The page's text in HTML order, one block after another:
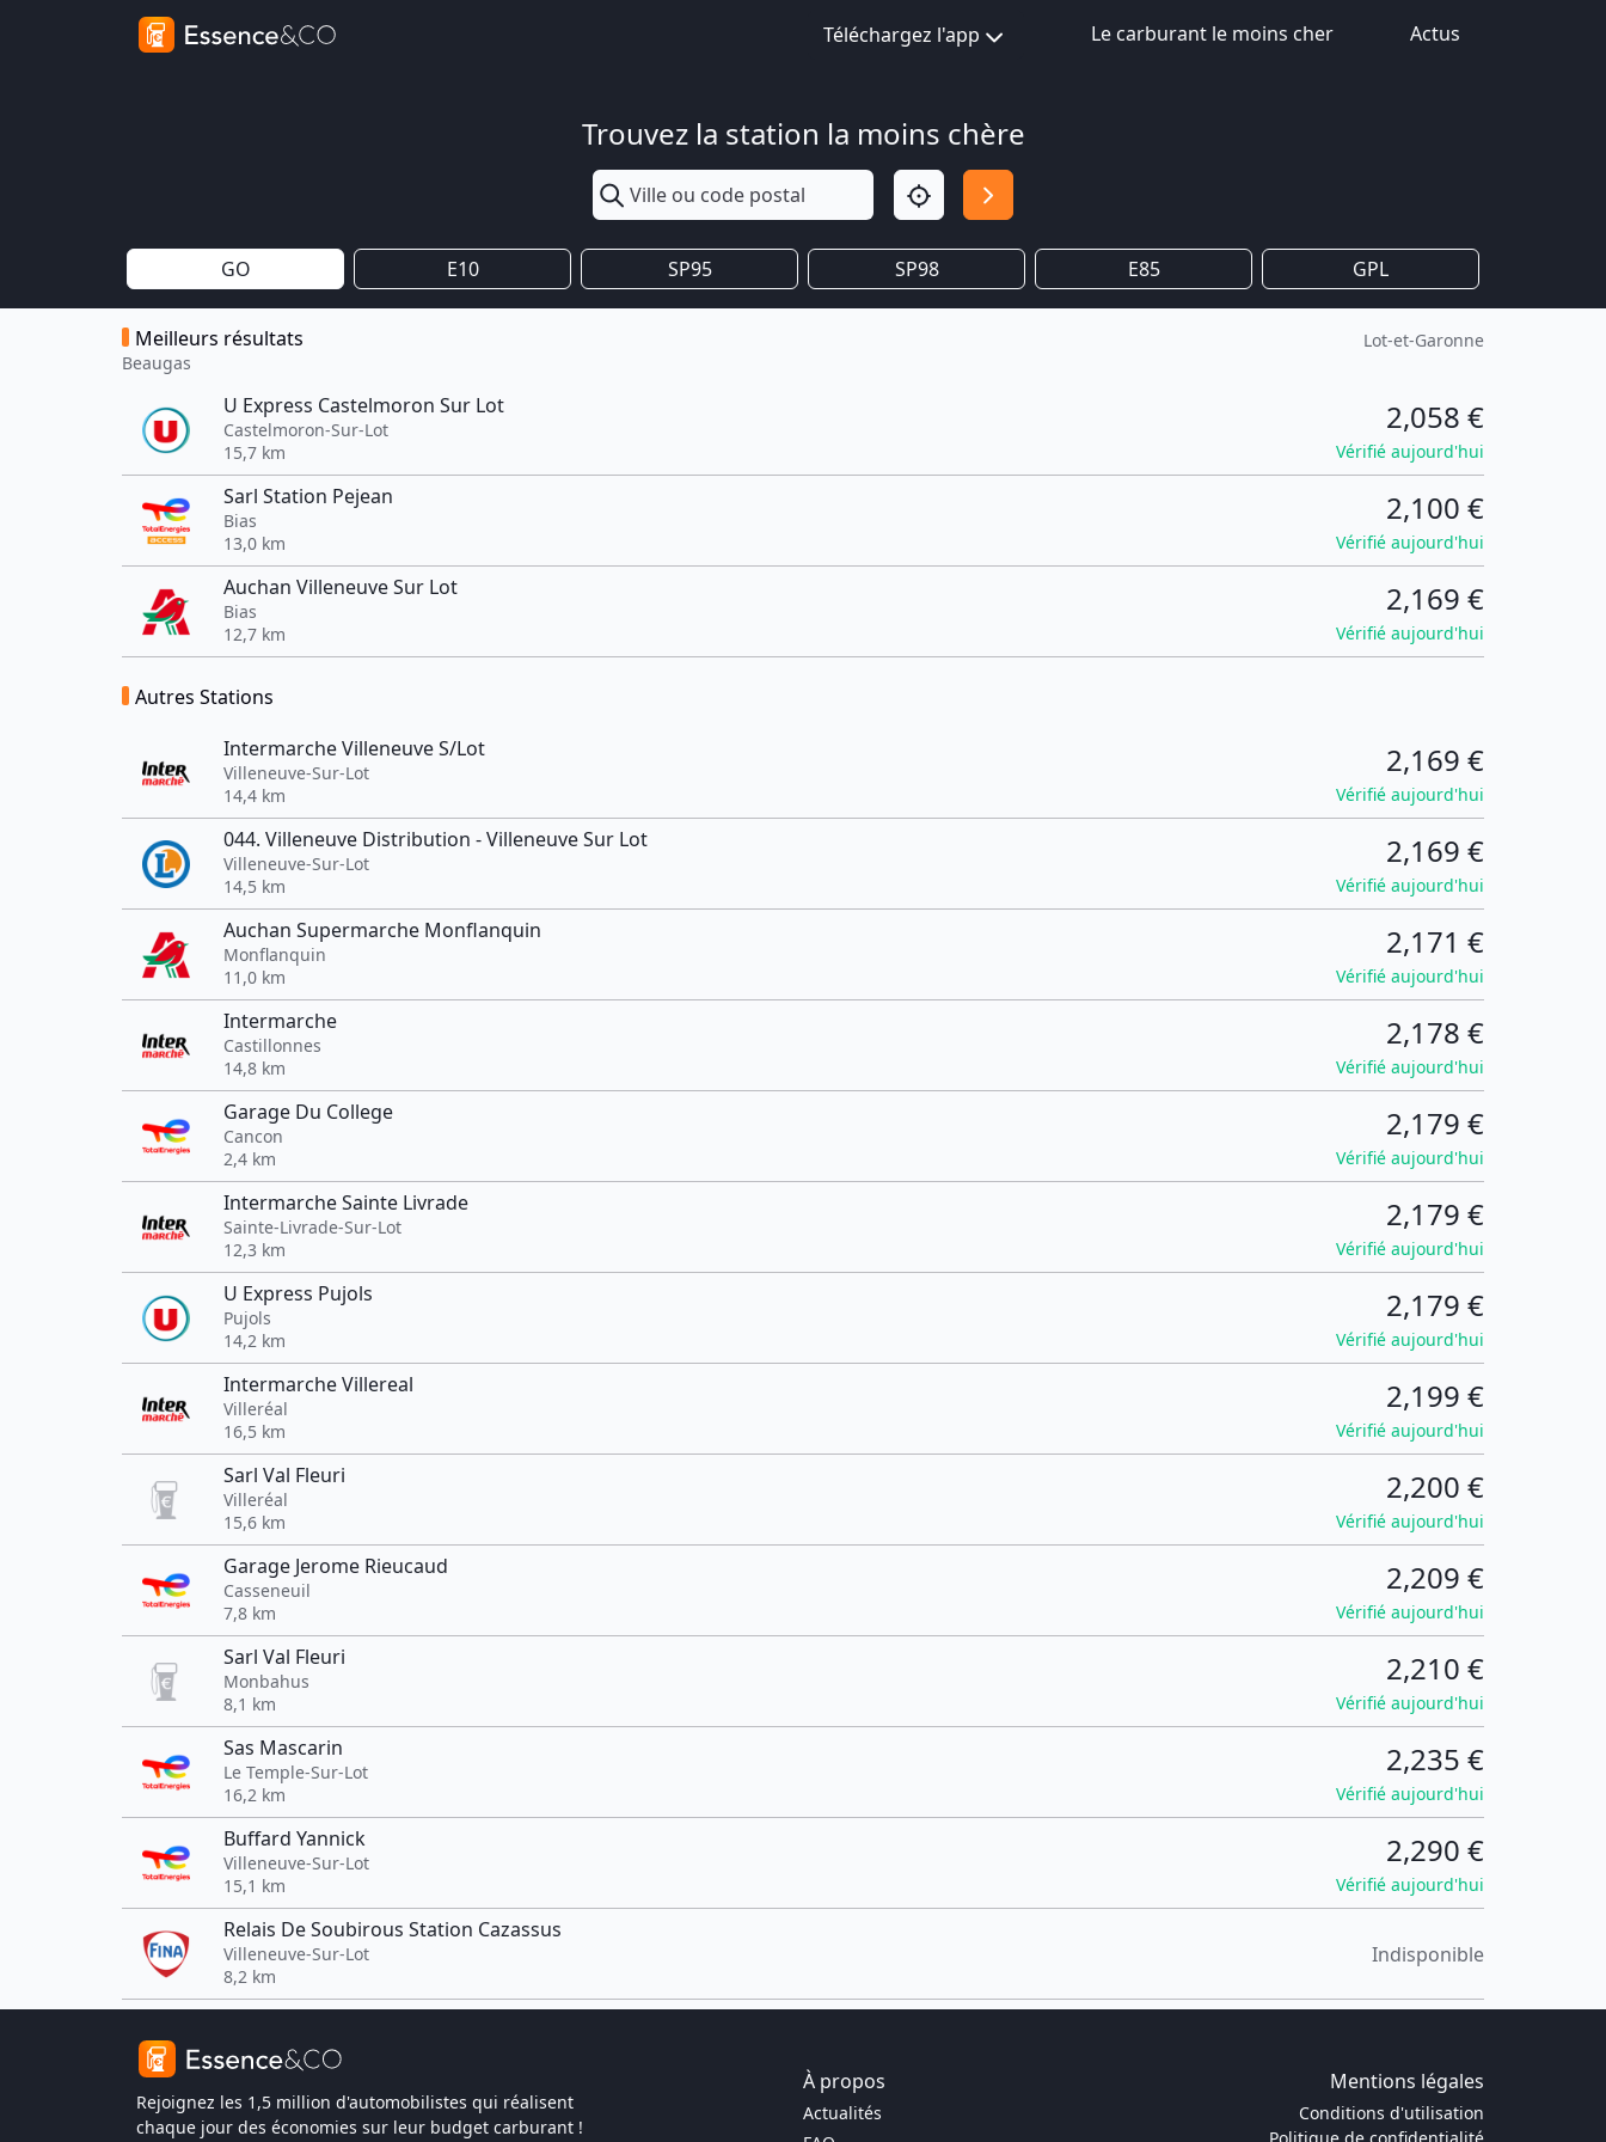
Téléchargez l'app Le carburant le moins cher Actus
Trouvez la station la moins chère
GO E10 SP95 SP98 E85 GPL
Meilleurs résultats
Beaugas
Lot-et-Garonne
U Express Castelmoron Sur Lot
Castelmoron-Sur-Lot
15,7 km
2,058 €
Vérifié aujourd'hui
Sarl Station Pejean
Bias
13,0 km
2,100 €
Vérifié aujourd'hui
Auchan Villeneuve Sur Lot
Bias
12,7 km
2,169 €
Vérifié aujourd'hui
Autres Stations
Intermarche Villeneuve S/Lot
Villeneuve-Sur-Lot
14,4 km
2,169 €
Vérifié aujourd'hui
044. Villeneuve Distribution - Villeneuve Sur Lot
Villeneuve-Sur-Lot
14,5 km
2,169 €
Vérifié aujourd'hui
Auchan Supermarche Monflanquin
Monflanquin
11,0 km
2,171 €
Vérifié aujourd'hui
Intermarche
Castillonnes
14,8 km
2,178 €
Vérifié aujourd'hui
Garage Du College
Cancon
2,4 km
2,179 €
Vérifié aujourd'hui
Intermarche Sainte Livrade
Sainte-Livrade-Sur-Lot
12,3 km
2,179 €
Vérifié aujourd'hui
U Express Pujols
Pujols
14,2 km
2,179 €
Vérifié aujourd'hui
Intermarche Villereal
Villeréal
16,5 km
2,199 €
Vérifié aujourd'hui
Sarl Val Fleuri
Villeréal
15,6 km
2,200 €
Vérifié aujourd'hui
Garage Jerome Rieucaud
Casseneuil
7,8 km
2,209 €
Vérifié aujourd'hui
Sarl Val Fleuri
Monbahus
8,1 km
2,210 €
Vérifié aujourd'hui
Sas Mascarin
Le Temple-Sur-Lot
16,2 km
2,235 €
Vérifié aujourd'hui
Buffard Yannick
Villeneuve-Sur-Lot
15,1 km
2,290 €
Vérifié aujourd'hui
Relais De Soubirous Station Cazassus
Villeneuve-Sur-Lot
8,2 km
Indisponible
Rejoignez les 1,5 million d'automobilistes qui réalisent
chaque jour des économies sur leur budget carburant !
À propos Mentions légales
Actualités
Conditions d'utilisation